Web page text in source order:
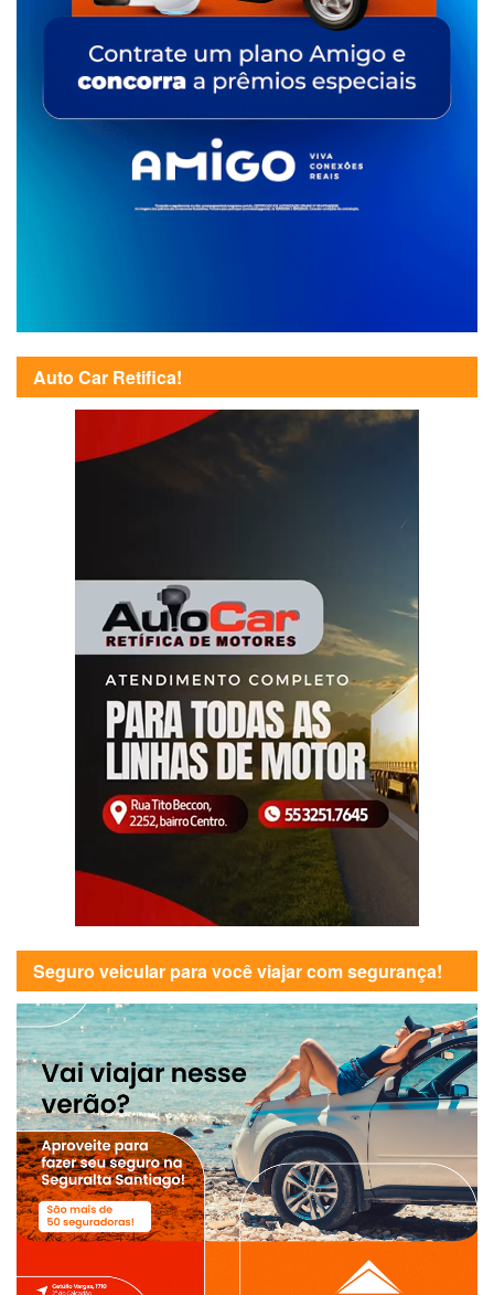
Auto Car Retifica!
Seguro veicular para você viajar com segurança!